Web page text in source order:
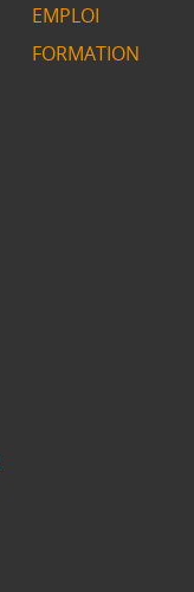
EMPLOI
FORMATION